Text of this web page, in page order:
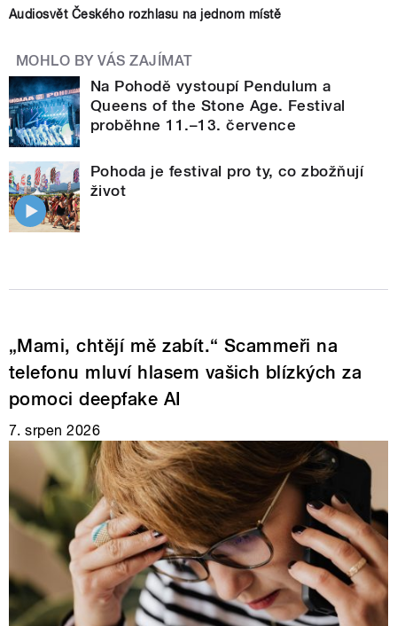
Audiosvět Českého rozhlasu na jednom místě
MOHLO BY VÁS ZAJÍMAT
Na Pohodě vystoupí Pendulum a
Queens of the Stone Age. Festival
proběhne 11.–13. července
Pohoda je festival pro ty, co zbožňují
život
„Mami, chtějí mě zabít.“ Scammeři na
telefonu mluví hlasem vašich blízkých za
pomoci deepfake AI
7. srpen 2026